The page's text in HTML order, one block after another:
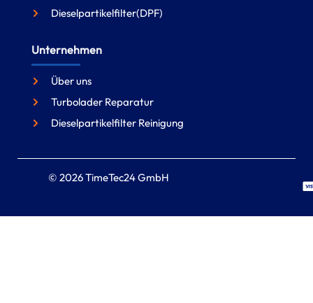
Dieselpartikelfilter(DPF)
Unternehmen
Über uns
Turbolader Reparatur
Dieselpartikelfilter Reinigung
© 2026 TimeTec24 GmbH